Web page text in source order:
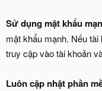
Sử dụng mật khẩu
mật khẩu mạnh. Nếu
truy cập vào tài khoản
Luôn cập nhật phần